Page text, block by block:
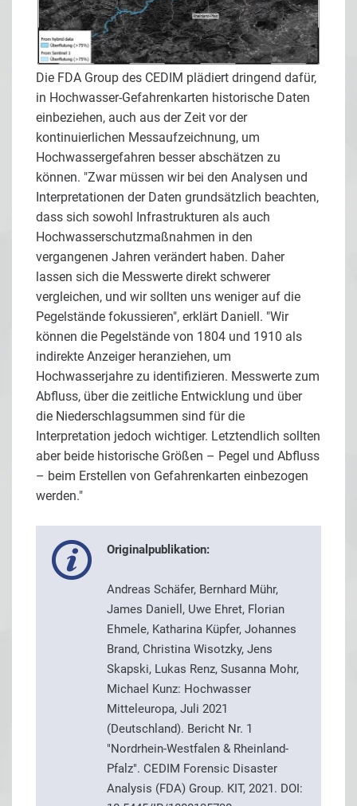
Die FDA Group des CEDIM plädiert dringend dafür,
in Hochwasser-Gefahrenkarten historische Daten
einbeziehen, auch aus der Zeit vor der
kontinuierlichen Messaufzeichnung, um
Hochwassergefahren besser abschätzen zu
können. "Zwar müssen wir bei den Analysen und
Interpretationen der Daten grundsätzlich beachten,
dass sich sowohl Infrastrukturen als auch
Hochwasserschutzmaßnahmen in den
vergangenen Jahren verändert haben. Daher
lassen sich die Messwerte direkt schwerer
vergleichen, und wir sollten uns weniger auf die
Pegelstände fokussieren", erklärt Daniell. "Wir
können die Pegelstände von 1804 und 1910 als
indirekte Anzeiger heranziehen, um
Hochwasserjahre zu identifizieren. Messwerte zum
Abfluss, über die zeitliche Entwicklung und über
die Niederschlagsummen sind für die
Interpretation jedoch wichtiger. Letztendlich sollten
aber beide historische Größen – Pegel und Abfluss
– beim Erstellen von Gefahrenkarten einbezogen
werden."
Originalpublikation:
Andreas Schäfer, Bernhard Mühr,
James Daniell, Uwe Ehret, Florian
Ehmele, Katharina Küpfer, Johannes
Brand, Christina Wisotzky, Jens
Skapski, Lukas Renz, Susanna Mohr,
Michael Kunz: Hochwasser
Mitteleuropa, Juli 2021
(Deutschland). Bericht Nr. 1
"Nordrhein-Westfalen & Rheinland-
Pfalz". CEDIM Forensic Disaster
Analysis (FDA) Group. KIT, 2021. DOI: